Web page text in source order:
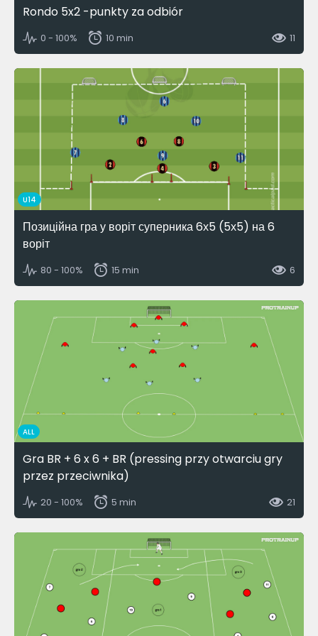
Rondo 5x2 -punkty za odbiór
0 - 100% 10 min 11
U14
Позиційна гра у воріт суперника 6х5 (5х5) на 6
воріт
80 - 100% 15 min 6
ALL
Gra BR + 6 x 6 + BR (pressing przy otwarciu gry
przez przeciwnika)
20 - 100% 5 min 21